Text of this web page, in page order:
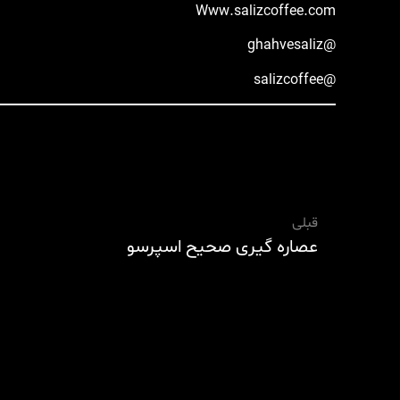
Www.salizcoffee.com
@ghahvesaliz
@salizcoffee
قبلی
عصاره گیری صحیح اسپرسو